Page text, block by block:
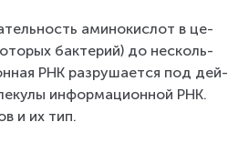
ами­но­кис­лот в це­
бак­те­рий) до несколь­
РНК раз­ру­ша­ет­ся под дей­
ин­фор­ма­ци­он­ной РНК.
и их тип.